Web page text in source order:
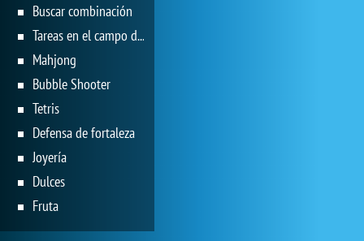
Buscar combinación
Tareas en el campo de juego
Mahjong
Bubble Shooter
Tetris
Defensa de fortaleza
Joyería
Dulces
Fruta